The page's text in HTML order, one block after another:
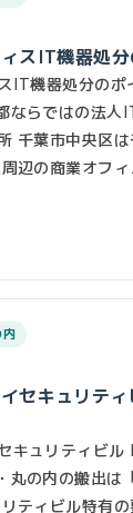
スIT機器処
IT機器処分のポ
らではの法人
千葉市中央区は
辺の商業オフィ
内
セキュリテ
キュリティビ
の内の搬出は
ティビル特有